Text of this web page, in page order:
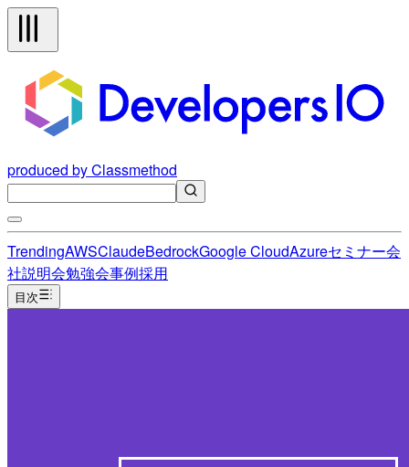
produced by Classmethod
TrendingAWSClaudeBedrockGoogle CloudAzureセミナー会
社説明会勉強会事例採用
目次